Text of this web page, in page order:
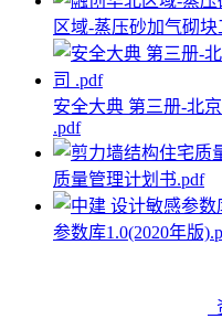
区域-蒸压砂加气砌
安全大典 第三册-北
.pdf
质量管理计划书.pdf
参数库1.0(2020年版